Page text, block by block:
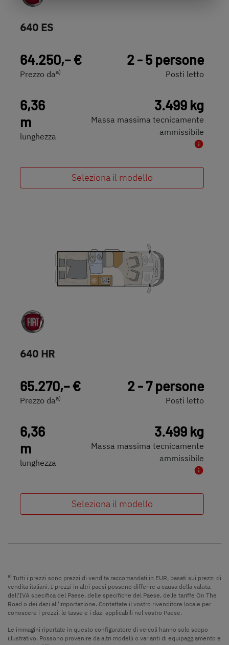
640 ES
64.250,– €
Prezzo daa)
2 - 5 persone
Posti letto
6,36
m
lunghezza
3.499 kg
Massa massima tecnicamente
ammissibile
Seleziona il modello
640 HR
65.270,– €
Prezzo daa)
2 - 7 persone
Posti letto
6,36
m
lunghezza
3.499 kg
Massa massima tecnicamente
ammissibile
Seleziona il modello
a) Tutti i prezzi sono prezzi di vendita raccomandati in EUR, basati sui prezzi di
vendita italiani. I prezzi in altri paesi possono differire a causa della valuta,
dell'IVA specifica del Paese, delle specifiche del Paese, delle tariffe On The
Road o dei dazi all'importazione. Contattate il vostro rivenditore locale per
conoscere i prezzi, le tasse e i dazi applicabili nel vostro Paese.
Le immagini riportate in questo configuratore di veicoli hanno solo scopo
illustrativo. Possono provenire da altri modelli o varianti di equipaggiamento e